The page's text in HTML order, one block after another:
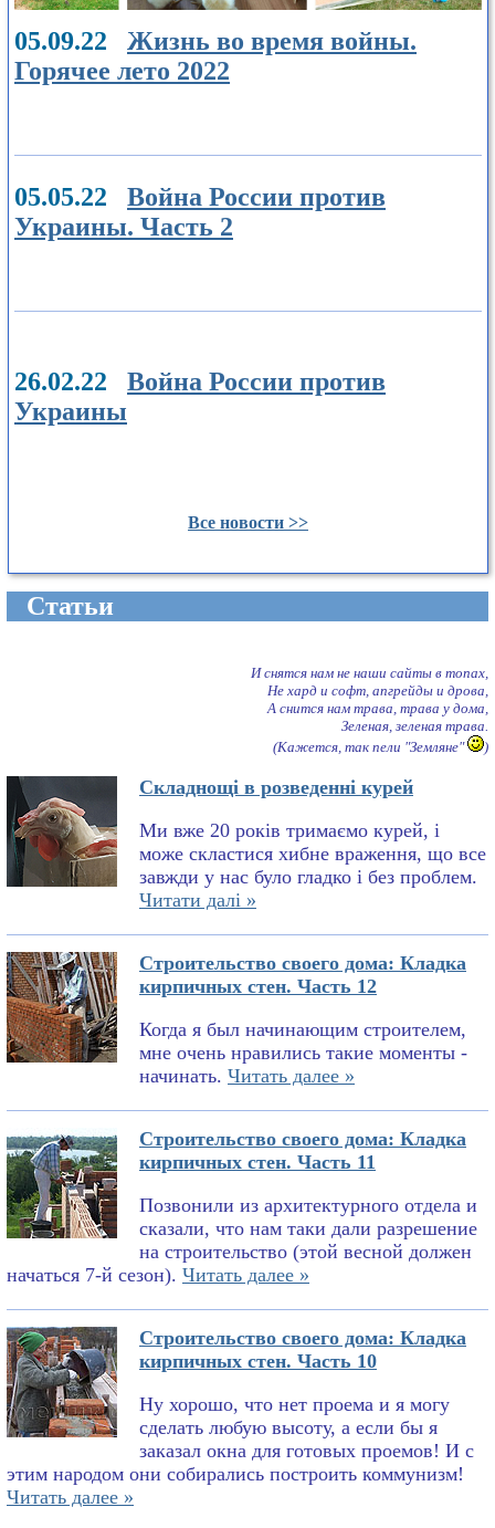
05.09.22 Жизнь во время войны.
Горячее лето 2022
05.05.22 Война России против
Украины. Часть 2
26.02.22 Война России против
Украины
Все новости >>
Cтатьи
И снятся нам не наши сайты в топах,
Не хард и софт, апгрейды и дрова,
А снится нам трава, трава у дома,
Зеленая, зеленая трава.
(Кажется, так пели "Земляне"
)
Складнощі в розведенні курей
Ми вже 20 років тримаємо курей, і
може скластися хибне враження, що все
завжди у нас було гладко і без проблем.
Читати далі »
Строительство своего дома: Кладка
кирпичных стен. Часть 12
Когда я был начинающим строителем,
мне очень нравились такие моменты -
начинать. Читать далее »
Строительство своего дома: Кладка
кирпичных стен. Часть 11
Позвонили из архитектурного отдела и
сказали, что нам таки дали разрешение
на строительство (этой весной должен
начаться 7-й сезон). Читать далее »
Строительство своего дома: Кладка
кирпичных стен. Часть 10
Ну хорошо, что нет проема и я могу
сделать любую высоту, а если бы я
заказал окна для готовых проемов! И с
этим народом они собирались построить коммунизм!
Читать далее »